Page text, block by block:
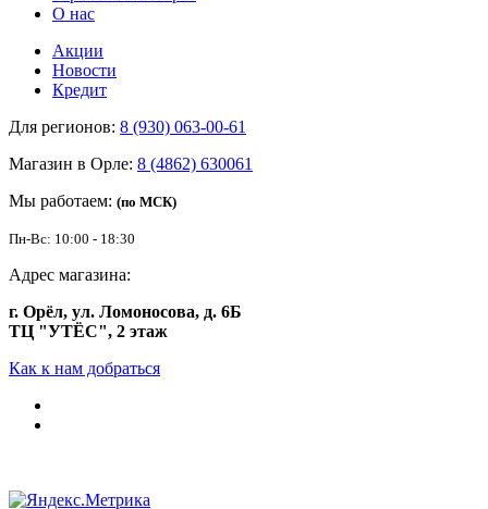
О нас
Акции
Новости
Кредит
Для регионов: 8 (930) 063-00-61
Магазин в Орле: 8 (4862) 630061
Мы работаем: (по МСК)
Пн-Вс: 10:00 - 18:30
Адрес магазина:
г. Орёл, ул. Ломоносова, д. 6Б
ТЦ "УТЁС", 2 этаж
Как к нам добраться